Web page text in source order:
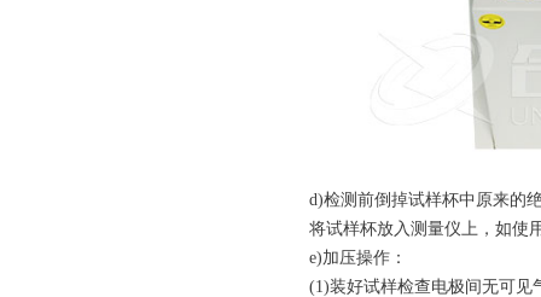
d)检测前倒掉试样杯中原来的
将试样杯放入测量仪上，如使
e)加压操作：
(1)装好试样检查电极间无可见